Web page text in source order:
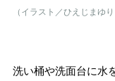
（イラスト／ひえじまゆり
洗い桶や洗面台に水